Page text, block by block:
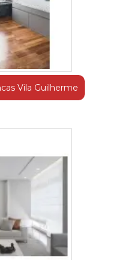
Vila Guilherme